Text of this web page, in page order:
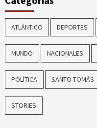
ATLÁNTICO DEPORTES
MUNDO NACIONALES
POLÍTICA SANTO TOMÁS
STORIES